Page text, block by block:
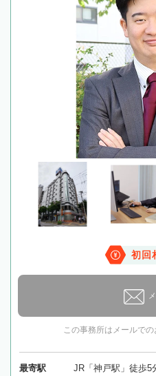
初回
この事務所はメールでの
最寄駅 JR「神戸駅」徒歩5